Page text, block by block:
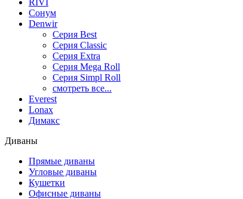
RIVI
Сонум
Denwir
Серия Best
Серия Classic
Серия Extra
Серия Mega Roll
Серия Simpl Roll
смотреть все...
Everest
Lonax
Димакс
Диваны
Прямые диваны
Угловые диваны
Кушетки
Офисные диваны